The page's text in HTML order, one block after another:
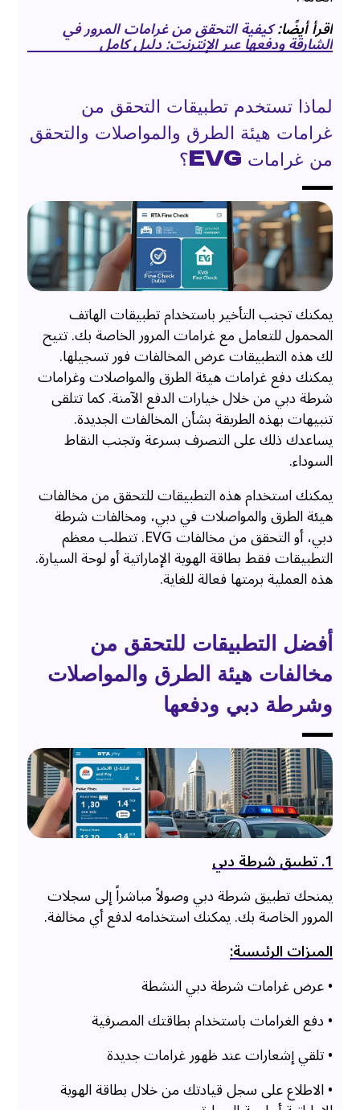
اقرأ أيضًا:كيفية التحقق من غرامات المرور في
الشارقة ودفعها عبر الإنترنت: دليل كامل
لماذا تستخدم تطبيقات التحقق من
غرامات هيئة الطرق والمواصلات والتحقق
من غرامات EVG؟
يمكنك تجنب التأخير باستخدام تطبيقات الهاتف
المحمول للتعامل مع غرامات المرور الخاصة بك. تتيح
لك هذه التطبيقات عرض المخالفات فور تسجيلها.
يمكنك دفع غرامات هيئة الطرق والمواصلات وغرامات
شرطة دبي من خلال خيارات الدفع الآمنة. كما تتلقى
تنبيهات بهذه الطريقة بشأن المخالفات الجديدة.
يساعدك ذلك على التصرف بسرعة وتجنب النقاط
السوداء.
يمكنك استخدام هذه التطبيقات للتحقق من مخالفات
هيئة الطرق والمواصلات في دبي، ومخالفات شرطة
دبي، أو التحقق من مخالفات EVG. تتطلب معظم
التطبيقات فقط بطاقة الهوية الإماراتية أو لوحة السيارة.
هذه العملية برمتها فعالة للغاية.
أفضل التطبيقات للتحقق من
مخالفات هيئة الطرق والمواصلات
وشرطة دبي ودفعها
1. تطبيق شرطة دبي
يمنحك تطبيق شرطة دبي وصولاً مباشراً إلى سجلات
المرور الخاصة بك. يمكنك استخدامه لدفع أي مخالفة.
الميزات الرئيسية:
• عرض غرامات شرطة دبي النشطة
• دفع الغرامات باستخدام بطاقتك المصرفية
• تلقي إشعارات عند ظهور غرامات جديدة
• الاطلاع على سجل قيادتك من خلال بطاقة الهوية